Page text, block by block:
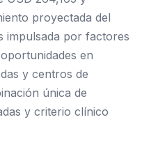
proyectada del
impulsada por factores
en
y centros de
única de
y criterio clínico